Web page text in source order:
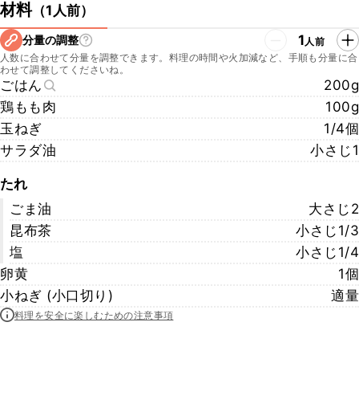
材料（1人前）
分量の調整 1人前
人数に合わせて分量を調整できます。料理の時間や火加減など、手順も分量に合
わせて調整してくださいね。
ごはん
200g
鶏もも肉
100g
玉ねぎ
1/4個
サラダ油
小さじ1
たれ
ごま油
大さじ2
昆布茶
小さじ1/3
塩
小さじ1/4
卵黄
1個
小ねぎ (小口切り)
適量
料理を安全に楽しむための注意事項